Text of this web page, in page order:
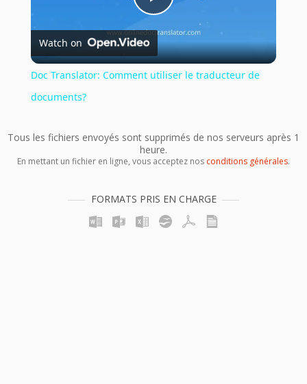
Play
Video
Watch on
Doc Translator: Comment utiliser le traducteur de
documents?
Tous les fichiers envoyés sont supprimés de nos serveurs après 1
heure.
En mettant un fichier en ligne, vous acceptez nos conditions générales.
FORMATS PRIS EN CHARGE